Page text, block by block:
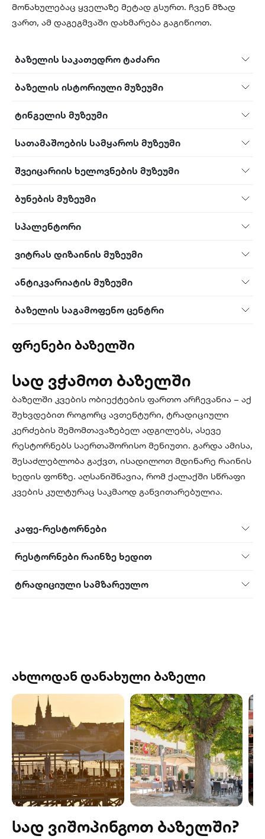
მონახულებაც ყველაზე მეტად გსურთ. ჩვენ მზად
ვართ, ამ დაგეგმვაში დახმარება გაგიწიოთ.
ბაზელის საკათედრო ტაძარი
ბაზელის ისტორიული მუზეუმი
ტინგელის მუზეუმი
სათამაშოების სამყაროს მუზეუმი
შვეიცარიის ხელოვნების მუზეუმი
ბუნების მუზეუმი
სპალენტორი
ვიტრას დიზაინის მუზეუმი
ანტიკვარიატის მუზეუმი
ბაზელის საგამოფენო ცენტრი
ფრენები ბაზელში
სად ვჭამოთ ბაზელში
ბაზელში კვების ობიექტების ფართო არჩევანია – აქ
შეხვდებით როგორც ავთენტური, ტრადიციული
კერძების შემომთავაზებელ ადგილებს, ასევე
რესტორნებს საერთაშორისო მენიუთი. გარდა ამისა,
შესაძლებლობა გაქვთ, ისადილოთ მდინარე რაინის
ხედის ფონზე. აღსანიშნავია, რომ ქალაქში სწრაფი
კვების კულტურაც საკმაოდ განვითარებულია.
კაფე-რესტორნები
რესტორნები რაინზე ხედით
ტრადიციული სამზარეულო
ახლოდან დანახული ბაზელი
სად ვიშოპინგოთ ბაზელში?